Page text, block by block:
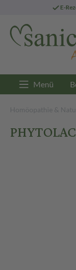
E-
Menü
Homöopathie &